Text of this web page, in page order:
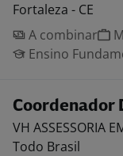
Fortaleza - CE
A combinar
Ensino
Coordenador
VH ASSESSORIA
Todo Brasil